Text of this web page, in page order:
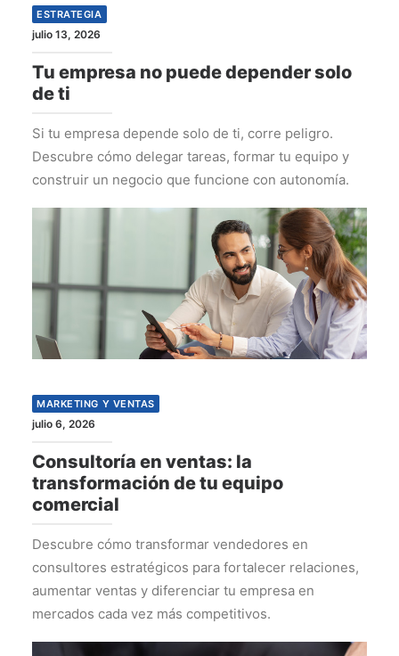
ESTRATEGIA
julio 13, 2026
Tu empresa no puede depender solo
de ti
Si tu empresa depende solo de ti, corre peligro.
Descubre cómo delegar tareas, formar tu equipo y
construir un negocio que funcione con autonomía.
MARKETING Y VENTAS
julio 6, 2026
Consultoría en ventas: la
transformación de tu equipo
comercial
Descubre cómo transformar vendedores en
consultores estratégicos para fortalecer relaciones,
aumentar ventas y diferenciar tu empresa en
mercados cada vez más competitivos.